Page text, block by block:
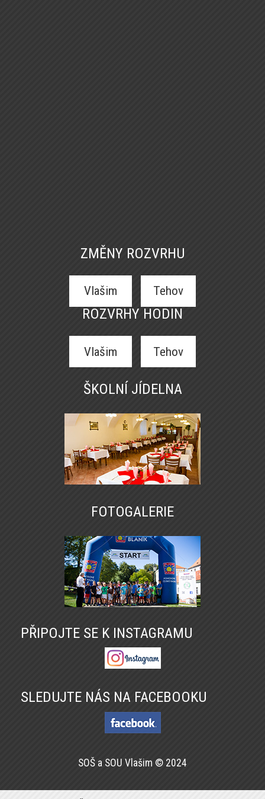
ZMĚNY ROZVRHU
Vlašim Tehov
ROZVRHY HODIN
Vlašim Tehov
ŠKOLNÍ JÍDELNA
FOTOGALERIE
PŘIPOJTE SE K INSTAGRAMU
SLEDUJTE NÁS NA FACEBOOKU
SOŠ a SOU Vlašim © 2024